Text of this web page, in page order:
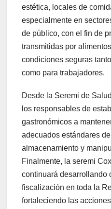
estética, locales de
especialmente en
de público, con el fin de
transmitidas por
condiciones seguras
como para trabajadores.
Desde la Seremi de
los responsables de
gastronómicos a
adecuados estándares
almacenamiento y
Finalmente, la seremi
continuará desarrollando
fiscalización en toda la
fortaleciendo las